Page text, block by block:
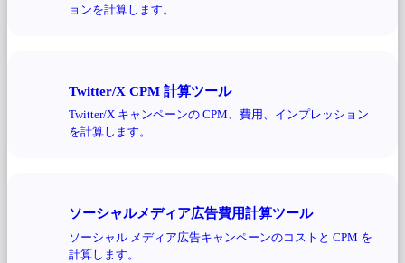
ョンを計算します。
Twitter/X CPM 計算ツール
Twitter/X キャンペーンの CPM、費用、インプレッション
を計算します。
ソーシャルメディア広告費用計算ツール
ソーシャル メディア広告キャンペーンのコストと CPM を
計算します。